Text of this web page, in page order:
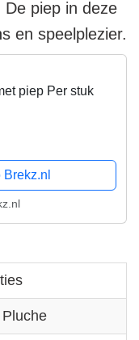
De piep in deze
en speelplezier.
piep Per stuk
Pluche